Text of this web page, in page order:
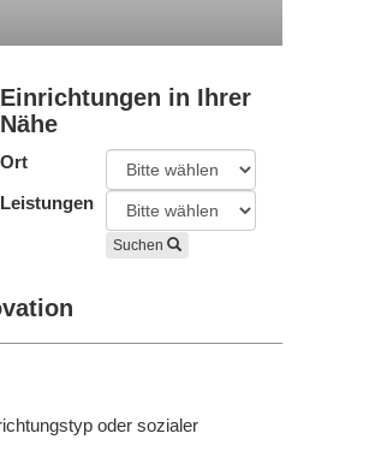
Einrichtungen in Ihrer
Nähe
Ort
Leistungen
Suchen
oder sozialer